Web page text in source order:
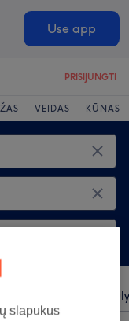
Use app
PRISIJUNGTI
VEIDAS KŪNAS
Greiti
slapukus